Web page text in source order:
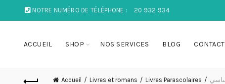
NOTRE NUMÉRO DE TÉLÉPHONE : 20 932 934
ACCUEIL SHOP NOS SERVICES BLOG CONTACT
Accueil Livres et romans Livres Parascolaires